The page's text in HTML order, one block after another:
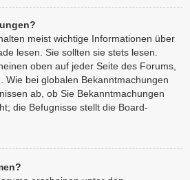
meist wichtige Informationen über
lesen. Sie sollten sie stets lesen.
oben auf jeder Seite des Forums,
Wie bei globalen Bekanntmachungen
ab, ob Sie Bekanntmachungen
die Befugnisse stellt die Board-